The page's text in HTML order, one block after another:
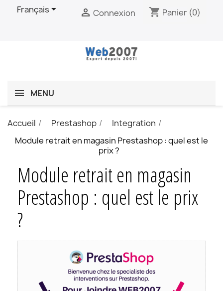
Français  Connexion shopping_cart Panier (0)
MENU
Accueil Prestashop
Integration
Module retrait en magasin Prestashop : quel est le
prix ?
Module retrait en magasin
Prestashop : quel est le prix
?